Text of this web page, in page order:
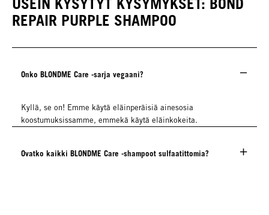
USEIN KYSYTYT KYSYMYKSET: BOND
REPAIR PURPLE SHAMPOO
Onko BLONDME Care -sarja vegaani?
Kyllä, se on! Emme käytä eläinperäisiä ainesosia
koostumuksissamme, emmekä käytä eläinkokeita.
Ovatko kaikki BLONDME Care -shampoot sulfaatittomia?